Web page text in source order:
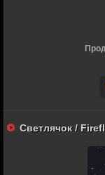
Светлячок /